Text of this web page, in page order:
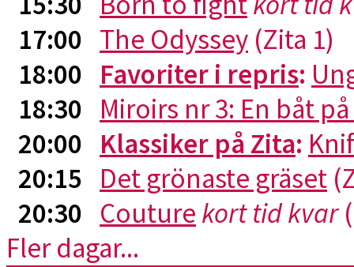
17:00 The Odyssey (Zita 1)
18:00 Favoriter i repris:
18:30 Miroirs nr 3: En båt
20:00 Klassiker på Zita:
20:15 Det grönaste gräset
20:30 Couture kort tid kvar
Fler dagar...